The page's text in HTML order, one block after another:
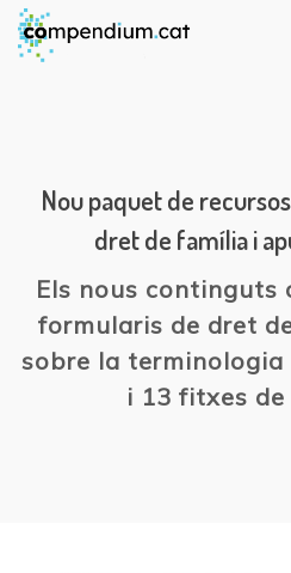
Nou paquet de
dret de família i
Els nous continguts
formularis de dret
sobre la
i 13 fitxes de